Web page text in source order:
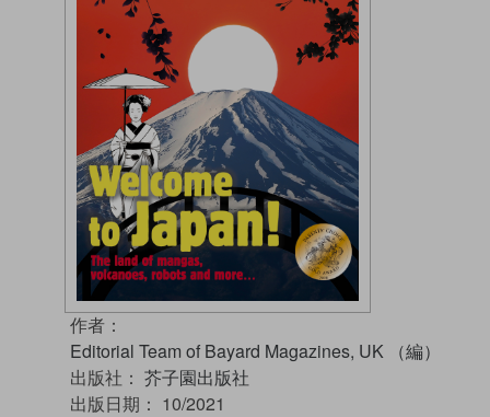
作者：
Editorial Team of Bayard Magazines, UK （編）
出版社： 芥子園出版社
出版日期： 10/2021